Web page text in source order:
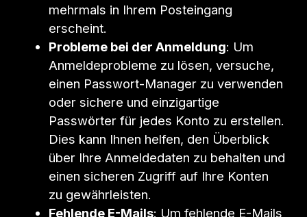
mehrmals in Ihrem Posteingang
erscheint.
Probleme bei der Anmeldung: Um
Anmeldeprobleme zu lösen, versuche,
einen Passwort-Manager zu verwenden
oder sichere und einzigartige
Passwörter für jedes Konto zu erstellen.
Dies kann Ihnen helfen, den Überblick
über Ihre Anmeldedaten zu behalten und
einen sicheren Zugriff auf Ihre Konten
zu gewährleisten.
Fehlende E-Mails: Um fehlende E-Mails